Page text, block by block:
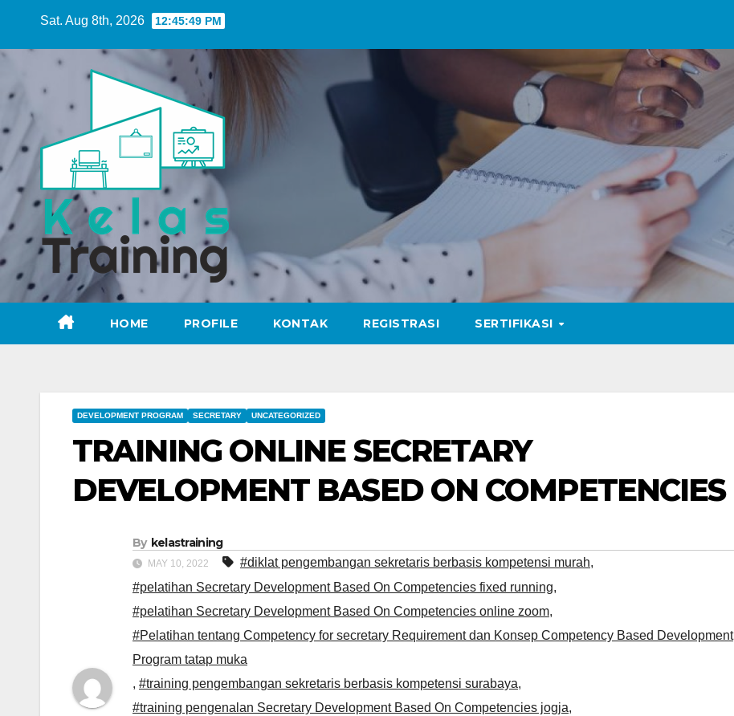
content
Sat. Aug 8th, 2026 12:45:50 PM
HOME PROFILE KONTAK REGISTRASI SERTIFIKASI
DEVELOPMENT PROGRAM SECRETARY UNCATEGORIZED
TRAINING ONLINE SECRETARY
DEVELOPMENT BASED ON COMPETENCIES
By kelastraining
MAY 10, 2022 #diklat pengembangan sekretaris berbasis kompetensi murah,
#pelatihan Secretary Development Based On Competencies fixed running,
#pelatihan Secretary Development Based On Competencies online zoom,
#Pelatihan tentang Competency for secretary Requirement dan Konsep Competency Based Development
Program tatap muka
, #training pengembangan sekretaris berbasis kompetensi surabaya,
#training pengenalan Secretary Development Based On Competencies jogja,